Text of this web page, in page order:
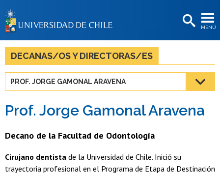
MENÚ
BIBLIOTECAS
LA UNIVERSIDAD
Estudiantes
Académicas/os
Funcionarias/os
DECANAS/OS Y DIRECTORAS/ES
PROF. JORGE GAMONAL ARAVENA
Prof. Jorge Gamonal Aravena
Decano de la Facultad de Odontología
Cirujano dentista de la Universidad de Chile. Inició su
trayectoria profesional en el Programa de Etapa de Destinación